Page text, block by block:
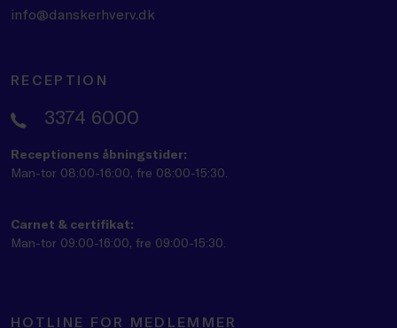
info@danskerhverv.dk
RECEPTION
3374 6000
Receptionens åbningstider:
Man-tor 08:00-16:00, fre 08:00-15:30.
Carnet & certifikat:
Man-tor 09:00-16:00, fre 09:00-15:30.
HOTLINE FOR MEDLEMMER